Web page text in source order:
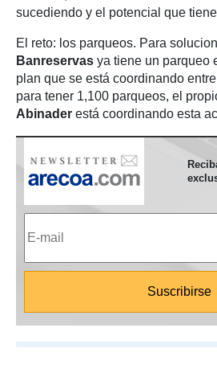
sucediendo y el potencial que tiene
El reto: los parqueos. Para
Banreservas ya tiene un parqueo
plan que se está coordinando
para tener 1,100 parqueos, el
Abinader está coordinando esta